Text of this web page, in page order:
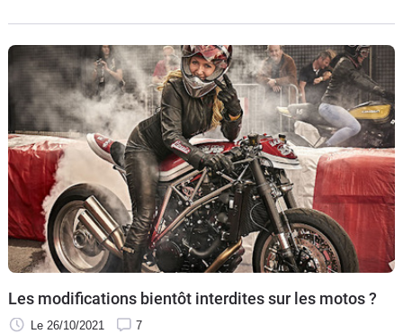
Zero Motorcycles pour former ses élèves.
Les modifications bientôt interdites sur les motos ?
Le 26/10/2021 7